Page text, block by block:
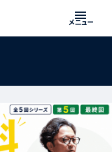
メニュー